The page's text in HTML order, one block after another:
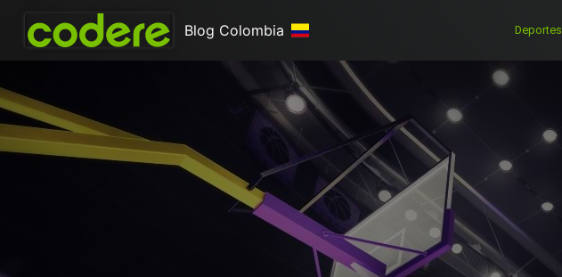
Blog Colombia Deportes